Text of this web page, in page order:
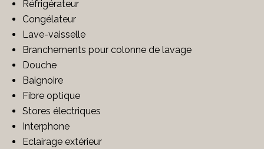
Réfrigérateur
Congélateur
Lave-vaisselle
Branchements pour colonne de lavage
Douche
Baignoire
Fibre optique
Stores électriques
Interphone
Eclairage extérieur